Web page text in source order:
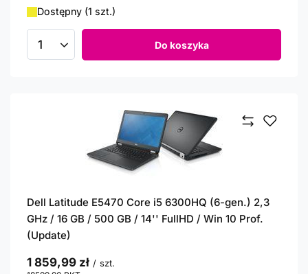
Dostępny (1 szt.)
Ilość produktów Do koszyka
Dell Latitude E5470 Core i5 6300HQ (6-gen.) 2,3
GHz / 16 GB / 500 GB / 14'' FullHD / Win 10 Prof.
(Update)
1 859,99 zł / szt.